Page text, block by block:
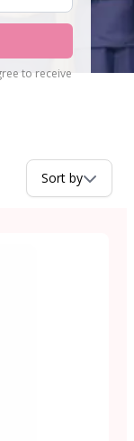
to receive
Sort by